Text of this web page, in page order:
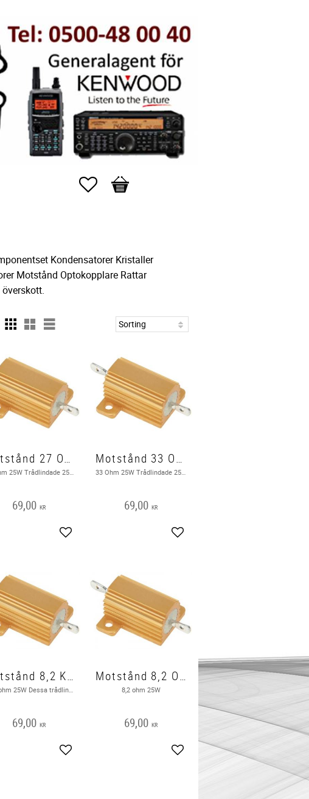
Favorites
Basket
Kondensatorer Kristaller
Motstånd Optokopplare Rattar
Motstånd 27 Ohm 25 W
27 Ohm 25W Trådlindade 25W motstånd kan hantera kontinuerlig hög effektförlust i en kompakt storlek.
69,00 KR
Add to favorites
Motstånd 33 Ohm 25 W
33 Ohm 25W Trådlindade 25W motstånd kan hantera kontinuerlig hög effektförlust i en kompakt storlek.
69,00 KR
Add to favorites
Motstånd 8,2 Kohm 25 w
69,00 KR
Add to favorites
Motstånd 8,2 Ohm 25 W
8,2 ohm 25W
69,00 KR
Add to favorites